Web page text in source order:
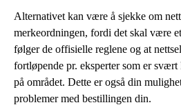
Alternativet kan være å sjekke om
merkeordningen, fordi det skal være
følger de offisielle reglene og at
fortløpende pr. eksperter som er
på området. Dette er også din
problemer med bestillingen din.